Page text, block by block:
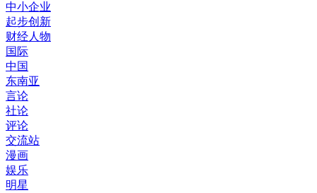
中小企业
起步创新
财经人物
国际
中国
东南亚
言论
社论
评论
交流站
漫画
娱乐
明星